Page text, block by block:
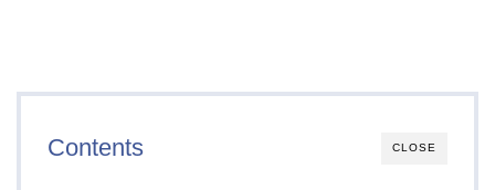
CLOSE
Contents